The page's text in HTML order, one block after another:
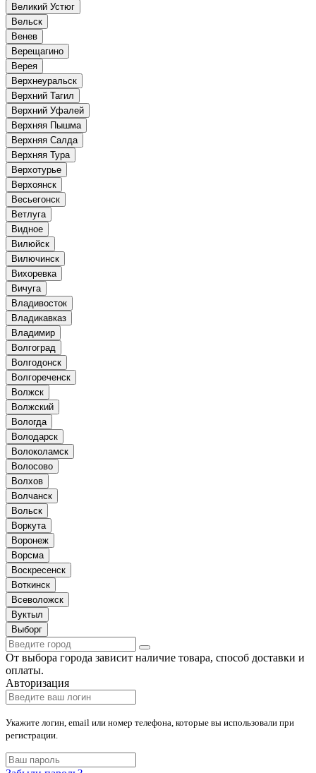
Великий Устюг
Вельск
Венев
Верещагино
Верея
Верхнеуральск
Верхний Тагил
Верхний Уфалей
Верхняя Пышма
Верхняя Салда
Верхняя Тура
Верхотурье
Верхоянск
Весьегонск
Ветлуга
Видное
Вилюйск
Вилючинск
Вихоревка
Вичуга
Владивосток
Владикавказ
Владимир
Волгоград
Волгодонск
Волгореченск
Волжск
Волжский
Вологда
Володарск
Волоколамск
Волосово
Волхов
Волчанск
Вольск
Воркута
Воронеж
Ворсма
Воскресенск
Воткинск
Всеволожск
Вуктыл
Выборг
От выбора города зависит наличие товара, способ доставки и
оплаты.
Авторизация
Укажите логин, email или номер телефона, которые вы использовали при
регистрации.